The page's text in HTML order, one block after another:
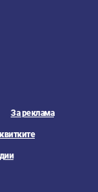
За реклама